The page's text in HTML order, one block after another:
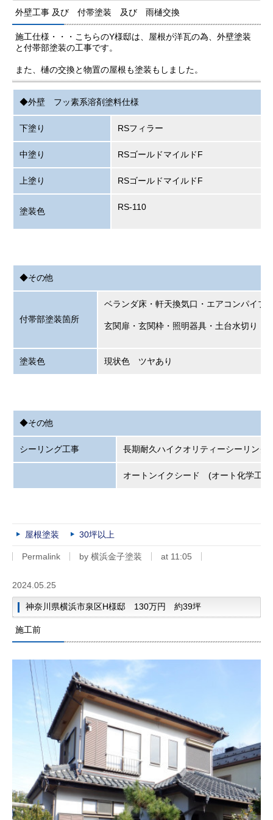
外壁工事 及び 付帯塗装 及び 雨樋交換
施工仕様・・・こちらのY様邸は、屋根が洋瓦の為、外壁塗装
と付帯部塗装の工事です。
また、樋の交換と物置の屋根も塗装もしました。
◆外壁 フッ素系溶剤塗料仕様
下塗り RSフィラー
中塗り RSゴールドマイルドF
上塗り RSゴールドマイルドF
塗装色 RS-110
◆その他
付帯部塗装箇所
ベランダ床・軒天換気口・エアコンパイプ
玄関扉・玄関枠・照明器具・土台水切り・
塗装色 現状色 ツヤあり
◆その他
シーリング工事 長期耐久ハイクオリティ
オートンイクシード (オート化学工業
屋根塗装 30坪以上
Permalink by 横浜金子塗装 at 11:05
2024.05.25
神奈川県横浜市泉区H様邸 130万円 約39坪
施工前